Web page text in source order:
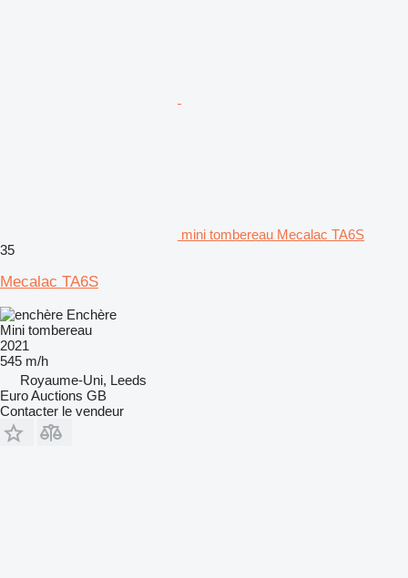
mini tombereau Mecalac TA6S
35
Mecalac TA6S
Enchère
Mini tombereau
2021
545 m/h
Royaume-Uni, Leeds
Euro Auctions GB
Contacter le vendeur